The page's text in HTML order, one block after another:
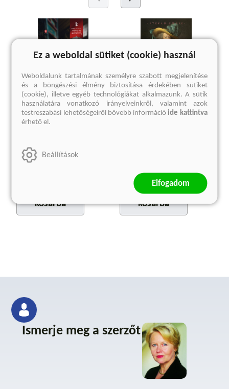
Történelemcsinálók
Kötött ár:
5 669 Ft
kosárba
Eredeti ár:6 499 Ft
kosárba
Ismerje meg a szerzőt
Ez a weboldal sütiket (cookie) használ
Weboldalunk tartalmának személyre szabott megjelenítése
és a böngészési élmény biztosítása érdekében sütiket
(cookie), illetve egyéb technológiákat alkalmazunk. A sütik
használatára vonatkozó irányelveinkről, valamint azok
testreszabási lehetőségeiről bővebb információide kattintva
érhető el.
Beállítások
Elfogadom